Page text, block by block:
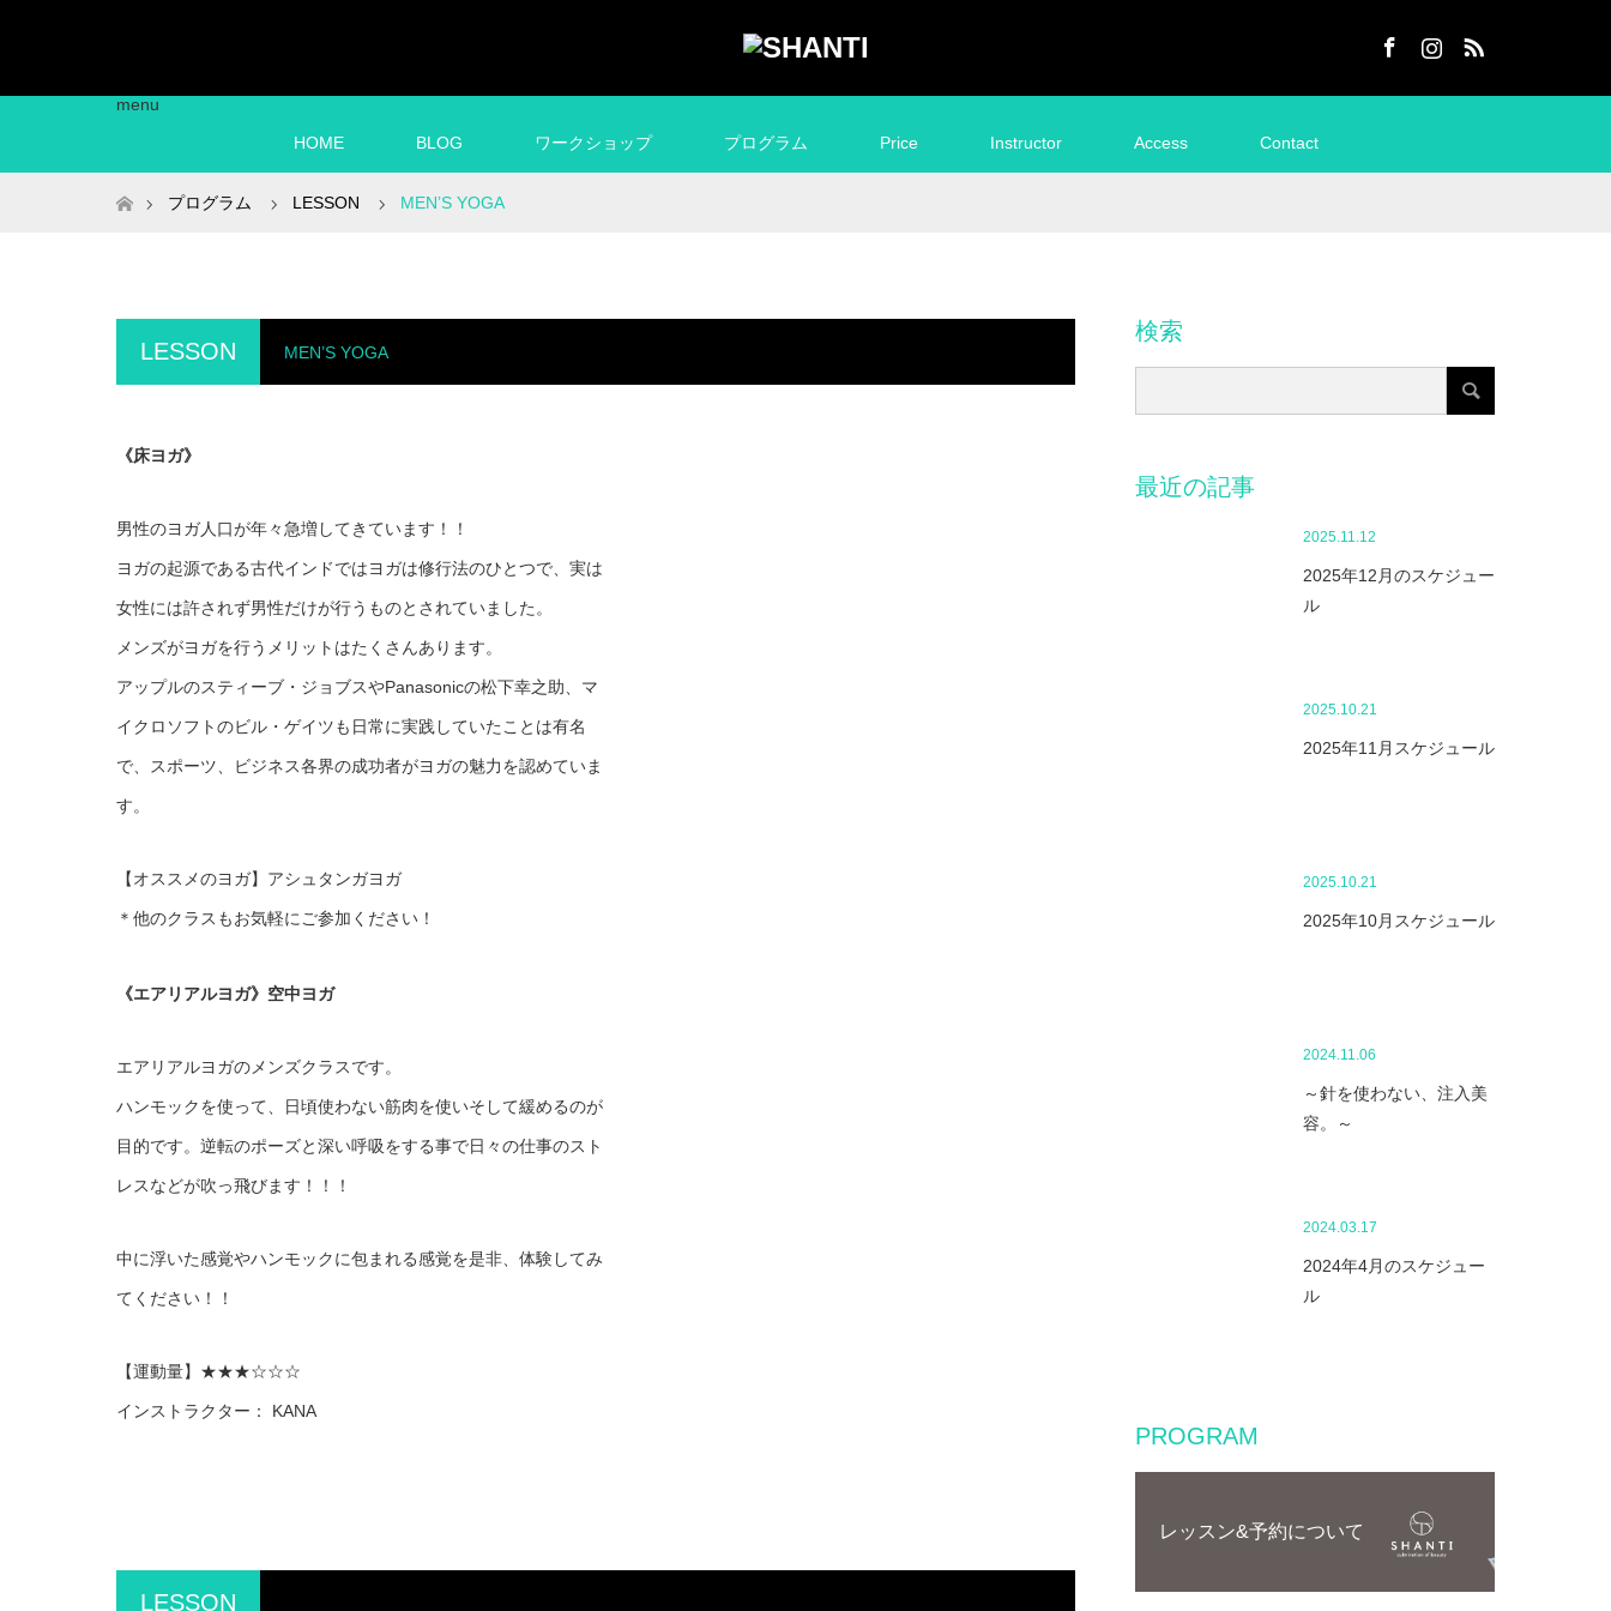
menu
HOME
BLOG ワークショップ プログラム Price Instructor Access Contact
ホームプログラム LESSON MEN’S YOGA
LESSON MEN’S YOGA
《床ヨガ》
男性のヨガ人口が年々急増してきています！！
ヨガの起源である古代インドではヨガは修行法のひとつで、実は
女性には許されず男性だけが行うものとされていました。
メンズがヨガを行うメリットはたくさんあります。
アップルのスティーブ・ジョブスやPanasonicの松下幸之助、マ
イクロソフトのビル・ゲイツも日常に実践していたことは有名
で、スポーツ、ビジネス各界の成功者がヨガの魅力を認めていま
す。
【オススメのヨガ】アシュタンガヨガ
＊他のクラスもお気軽にご参加ください！
《エアリアルヨガ》空中ヨガ
エアリアルヨガのメンズクラスです。
ハンモックを使って、日頃使わない筋肉を使いそして緩めるのが
目的です。逆転のポーズと深い呼吸をする事で日々の仕事のスト
レスなどが吹っ飛びます！！！
中に浮いた感覚やハンモックに包まれる感覚を是非、体験してみ
てください！！
【運動量】★★★☆☆☆
インストラクター： KANA
LESSON
検索
最近の記事
2025.11.12
2025年12月のスケジュー
ル
2025.10.21
2025年11月スケジュール
2025.10.21
2025年10月スケジュール
2024.11.06
～針を使わない、注入美
容。～
2024.03.17
2024年4月のスケジュー
ル
PROGRAM
レッスン&予約について